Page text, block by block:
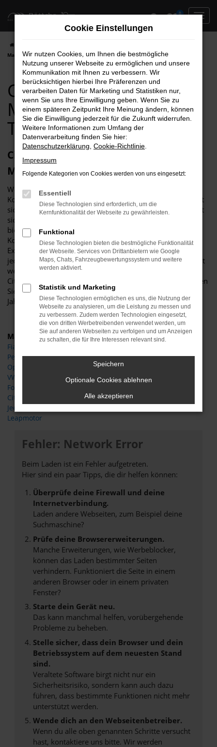
Zum
springen
0
Magdeburg Neuwagen Top Angebote
Citroen C3 für
Magdeburg Neuwagen
Top Angebote
Citroen C3 Neuwagen – freie Fahrt in
Magdeburg
Wer einen Autokauf ohne „Wenn und aber“ und ohne
Kompromisse über die Bühne bringen möchte, entscheidet
sich für einen Citroen C3 Neuwagen. Für Magdeburg eignet
sich dieses herausragende Modell geradezu perfekt und
bietet sowohl Singles als auch Familien den passenden
Komfort. Sowohl das Design als auch die Größe und die
Extras stehen für Vielseitigkeit und lassen das Herz eines
jeden Autofans höher schlagen. Von Magdeburg ist es nicht
weit bis ins Autohaus Böttche und somit direkt zu Ihrem
Citroen C3 Neuwagen. Wir lassen Sie einsteigen und beraten
Sie kompetent und mit dem Fachwissen aus mehr als 30
Jahren in der Automobilbranche.
Marken
Fiat
Peugeot
Opel
VW
Ford
Citroen
Jeep
Leapmotor
Fehler: Network Error
Beim Laden ist ein Fehler aufgetreten.
Hier sind ein paar Tipps, die dir helfen können:
Überprüfe deine Firewall und deine
Internetverbindung.
Laden andere Webseiten, zum Beispiel deine
Suchmaschine?
Prüfe deine Browsererweiterungen.
Manche Erweiterungen, wie Werbeblocker,
können das Laden bestimmter Seiten
verhindern. Funktioniert die Seite in einem
anderen Browser oder in einem privaten
Fenster?
Starte dein Gerät neu.
Das kann manchmal helfen, vorübergehende
Probleme zu beheben.
Stelle sicher, dass dein Browser und dein
Betriebssystem auf dem neuesten Stand
sind.
Veraltete Software birgt nicht nur ein
Sicherheitsrisiko, sondern kann auch dazu
führen, dass bestimmte Funktionen nicht mehr
unterstützt werden.
Wende dich an den Webseitenbetreiber.
Wenn du alle oben genannten Schritte versucht
hast, kontaktiere uns bitte. Wir werden
Cookie Einstellungen
Wir nutzen Cookies, um Ihnen die bestmögliche
Nutzung unserer Webseite zu ermöglichen und unsere
Kommunikation mit Ihnen zu verbessern. Wir
berücksichtigen hierbei Ihre Präferenzen und
verarbeiten Daten für Marketing und Statistiken nur,
wenn Sie uns Ihre Einwilligung geben. Wenn Sie zu
einem späteren Zeitpunkt Ihre Meinung ändern, können
Sie die Einwilligung jederzeit für die Zukunft widerrufen.
Weitere Informationen zum Umfang der
Datenverarbeitung finden Sie hier:
Datenschutzerklärung Cookie-Richtlinie
Impressum
Folgende Kategorien von Cookies werden von uns eingesetzt:
Essentiell
Diese Technologien sind erforderlich, um die
Kernfunktionalität der Webseite zu gewährleisten.
Funktional
Diese Technologien bieten die bestmögliche Funktionalität
der Webseite. Services von Drittanbietern wie Google
Maps, Chats, Fahrzeugbewertungssystem und weitere
werden aktiviert.
Statistik und Marketing
Diese Technologien ermöglichen es uns, die Nutzung der
Webseite zu analysieren, um die Leistung zu messen und
zu verbessern. Zudem werden Technologien eingesetzt,
die von dritten Werbetreibenden verwendet werden, um
Sie auf anderen Webseiten zu verfolgen und um Anzeigen
zu schalten, die für Ihre Interessen relevant sind.
Speichern
Optionale Cookies ablehnen
Alle akzeptieren